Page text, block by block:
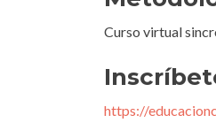
Curso virtual
https://